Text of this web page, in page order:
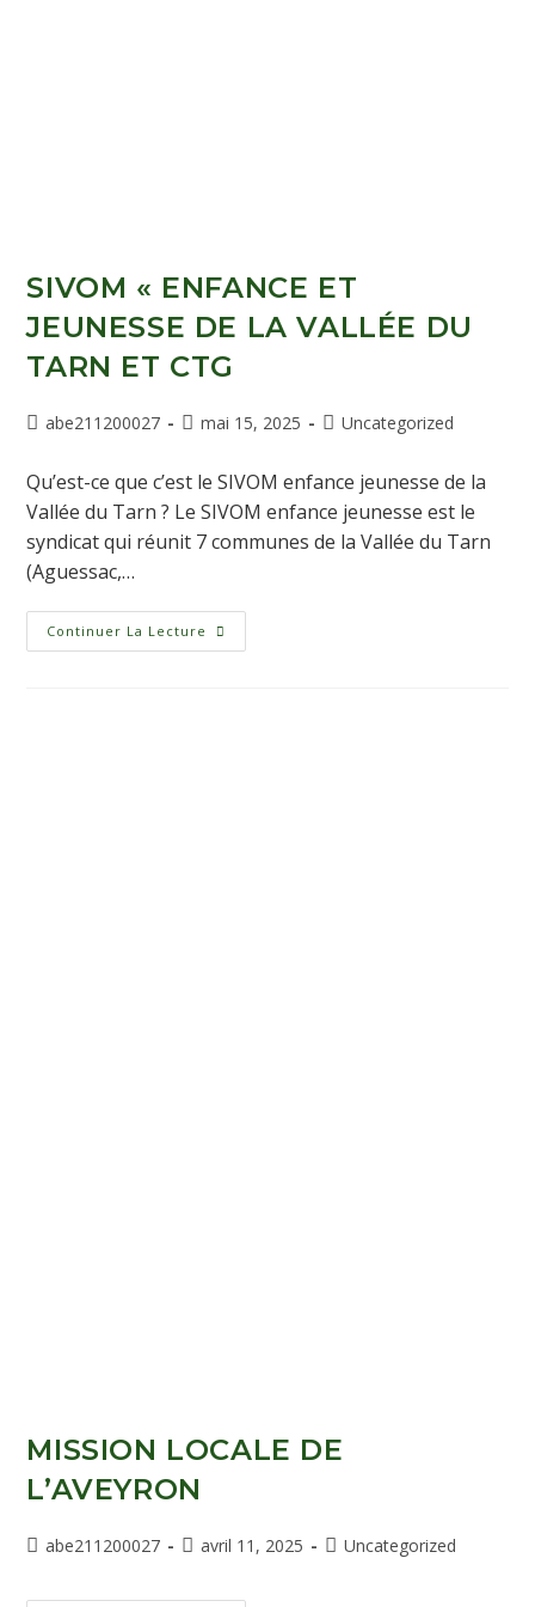
SIVOM « ENFANCE ET
JEUNESSE DE LA VALLÉE DU
TARN ET CTG
abe211200027 mai 15, 2025 Uncategorized
Qu’est-ce que c’est le SIVOM enfance jeunesse de la
Vallée du Tarn ? Le SIVOM enfance jeunesse est le
syndicat qui réunit 7 communes de la Vallée du Tarn
(Aguessac,…
Continuer La Lecture
MISSION LOCALE DE
L’AVEYRON
abe211200027 avril 11, 2025 Uncategorized